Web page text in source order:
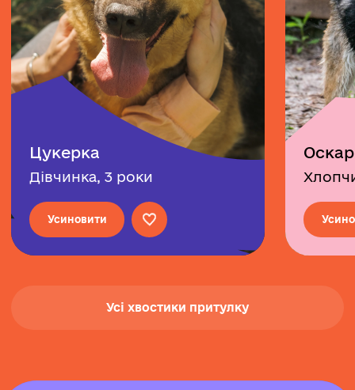
Цукерка
Дівчинка, 3 роки
Усиновити
Оскар
Усі хвостики притулку